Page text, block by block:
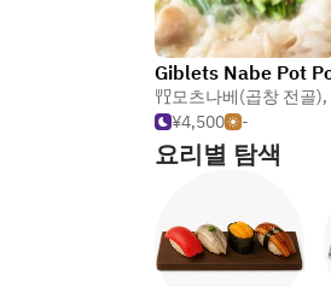
모츠나베(곱창 전골),
¥4,500
-
요리별 탐색